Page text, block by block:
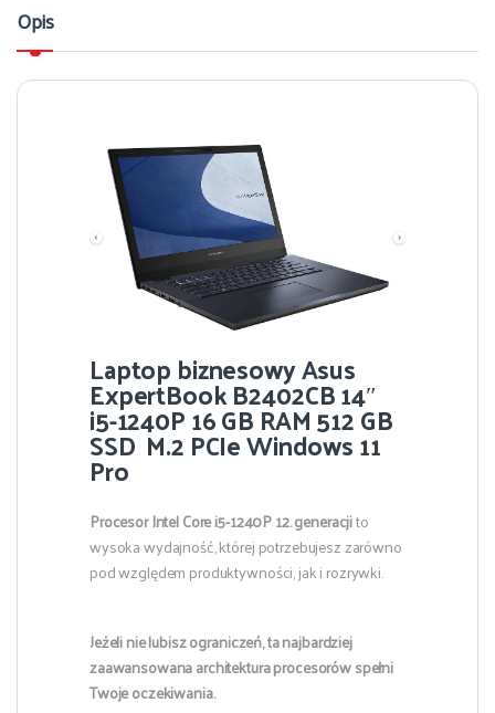
Opis
Laptop biznesowy Asus
ExpertBook B2402CB 14″
i5-1240P 16 GB RAM 512 GB
SSD M.2 PCIe Windows 11
Pro
Procesor Intel Core i5-1240P 12. generacjito
wysoka wydajność, której potrzebujesz zarówno
pod względem produktywności, jak i rozrywki.
Jeżeli nie lubisz ograniczeń, ta najbardziej
zaawansowana architektura procesorów spełni
Twoje oczekiwania.